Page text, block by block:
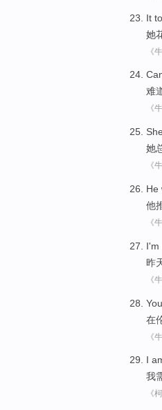
It
她
《
难
《
She
她
《
He
他
《
I'm
昨
《
You
在
《
I
我
《